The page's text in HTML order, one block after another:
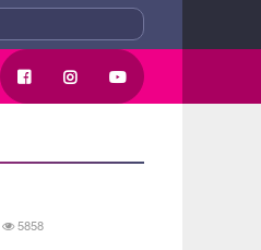
5858